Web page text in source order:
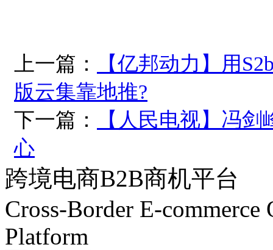
上一篇：
【亿邦动力】用
版云集靠地推?
下一篇：
【人民电视】冯
心
跨境电商B2B商机平台
Cross-Border E-
Platform